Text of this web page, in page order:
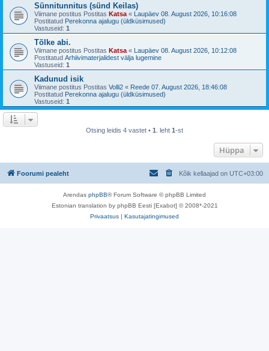
Sünnitunnitus (sünd Keilas)
Viimane postitus Postitas Katsa « Laupäev 08. August 2026, 10:16:08
Postitatud Perekonna ajalugu (üldküsimused)
Vastuseid: 1
Tõlke abi.
Viimane postitus Postitas Katsa « Laupäev 08. August 2026, 10:12:08
Postitatud Arhiivimaterjalidest välja lugemine
Vastuseid: 1
Kadunud isik
Viimane postitus Postitas Volli2 « Reede 07. August 2026, 18:46:08
Postitatud Perekonna ajalugu (üldküsimused)
Vastuseid: 1
Otsing leidis 4 vastet • 1 . leht 1-st
Hüppa
Foorumi pealeht Kõik kellaajad on UTC+03:00
Arendas phpBB® Forum Software © phpBB Limited
Estonian translation by phpBB Eesti [Exabot] © 2008*-2021
Privaatsus | Kasutajatingimused